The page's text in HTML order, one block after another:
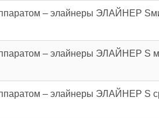
– элайнеры ЭЛАЙНЕР
– элайнеры ЭЛАЙНЕР S
– элайнеры ЭЛАЙНЕР S